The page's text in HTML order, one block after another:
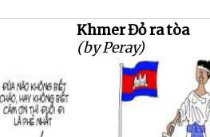
Khmer Đỏ ra tòa
(by Peray)